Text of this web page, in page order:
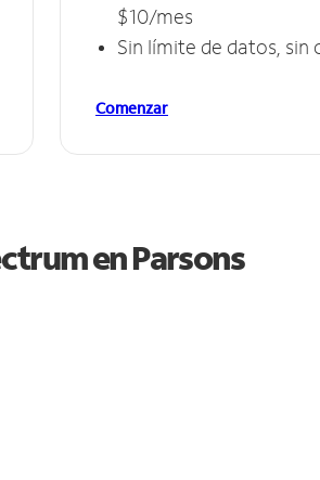
$10/mes
Sin límite de datos, sin
Comenzar
enParsons